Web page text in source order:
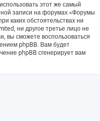
этот же самый
записи на форумах «Форумы
каких обстоятельствах ни
ни другое третье лицо не
вы сможете воспользоваться
phpBB. Вам будет
phpBB сгенерирует вам